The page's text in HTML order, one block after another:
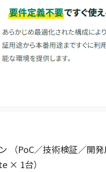
（PoC／技術検証／開
× 1台）